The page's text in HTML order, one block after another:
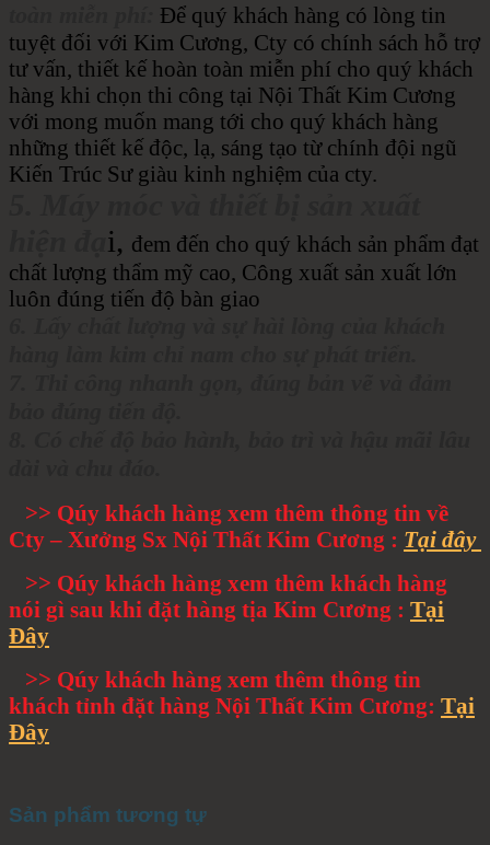
Để quý khách hàng có lòng tin
tuyệt đối với Kim Cương, Cty có chính sách hỗ trợ
tư vấn, thiết kế hoàn toàn miễn phí cho quý khách
hàng khi chọn thi công tại Nội Thất Kim Cương
với mong muốn mang tới cho quý khách hàng
những thiết kế độc, lạ, sáng tạo từ chính đội ngũ
Kiến Trúc Sư giàu kinh nghiệm của cty.
i, đem đến cho quý khách sản phẩm đạt
chất lượng thẩm mỹ cao, Công xuất sản xuất lớn
luôn đúng tiến độ bàn giao
>> Qúy khách hàng xem thêm thông tin về
Cty – Xưởng Sx Nội Thất Kim Cương : Tại đây
>> Qúy khách hàng xem thêm khách hàng
nói gì sau khi đặt hàng tịa Kim Cương : Tại
Đây
>> Qúy khách hàng xem thêm thông tin
khách tỉnh đặt hàng Nội Thất Kim Cương: Tại
Đây
Sản phẩm tương tự